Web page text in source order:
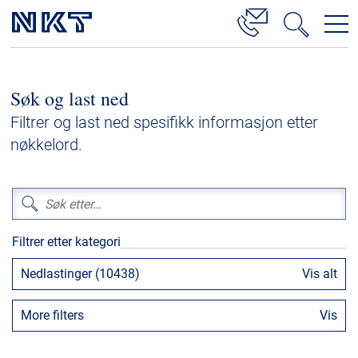
Høyspenningskabelløsninger
Kabelservice
Lavspenning
Høyspenningskabeltilbehør
Mellomspenningskabeltilbehør
Referanser
Nedlastinger
Søk og last ned
Filtrer og last ned spesifikk informasjon etter
nøkkelord.
Filtrer etter kategori
Nedlastinger (10438) Vis alt
More filters Vis